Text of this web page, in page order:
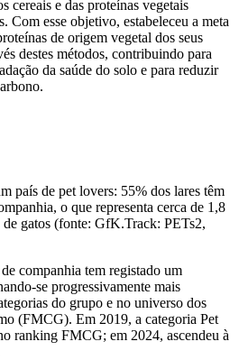
cereais e das proteínas vegetais
Com esse objetivo, estabeleceu a meta
de origem vegetal dos seus
destes métodos, contribuindo para
da saúde do solo e para reduzir
país de pet lovers: 55% dos lares têm
o que representa cerca de 1,8
de gatos (fonte: GfK.Track: PETs2,
companhia tem registado um
se progressivamente mais
do grupo e no universo dos
(FMCG). Em 2019, a categoria Pet
ranking FMCG; em 2024, ascendeu à